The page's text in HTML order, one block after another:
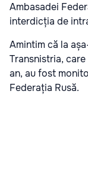
Ambasadei
interdicția de
Amintim că la
Transnistria,
an, au fost
Federația Rusă.